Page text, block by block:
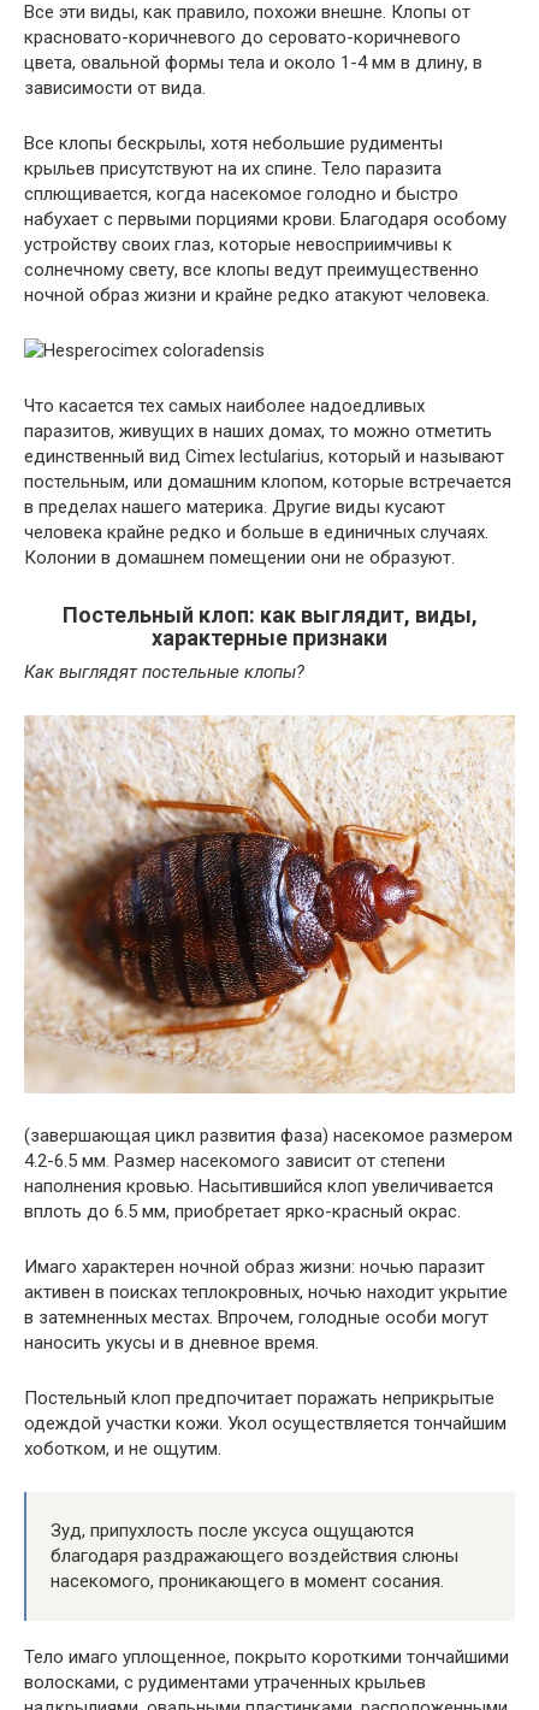
Все эти виды, как правило, похожи внешне. Клопы от
красновато-коричневого до серовато-коричневого
цвета, овальной формы тела и около 1-4 мм в длину, в
зависимости от вида.
Все клопы бескрылы, хотя небольшие рудименты
крыльев присутствуют на их спине. Тело паразита
сплющивается, когда насекомое голодно и быстро
набухает с первыми порциями крови. Благодаря особому
устройству своих глаз, которые невосприимчивы к
солнечному свету, все клопы ведут преимущественно
ночной образ жизни и крайне редко атакуют человека.
Что касается тех самых наиболее надоедливых
паразитов, живущих в наших домах, то можно отметить
единственный вид Cimex lectularius, который и называют
постельным, или домашним клопом, которые встречается
в пределах нашего материка. Другие виды кусают
человека крайне редко и больше в единичных случаях.
Колонии в домашнем помещении они не образуют.
Постельный клоп: как выглядит, виды,
характерные признаки
Как выглядят постельные клопы?
(завершающая цикл развития фаза) насекомое размером
4.2-6.5 мм. Размер насекомого зависит от степени
наполнения кровью. Насытившийся клоп увеличивается
вплоть до 6.5 мм, приобретает ярко-красный окрас.
Имаго характерен ночной образ жизни: ночью паразит
активен в поисках теплокровных, ночью находит укрытие
в затемненных местах. Впрочем, голодные особи могут
наносить укусы и в дневное время.
Постельный клоп предпочитает поражать неприкрытые
одеждой участки кожи. Укол осуществляется тончайшим
хоботком, и не ощутим.
Зуд, припухлость после уксуса ощущаются
благодаря раздражающего воздействия слюны
насекомого, проникающего в момент сосания.
Тело имаго уплощенное, покрыто короткими тончайшими
волосками, с рудиментами утраченных крыльев